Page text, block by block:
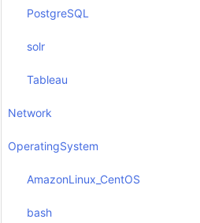
PostgreSQL
solr
Tableau
Network
OperatingSystem
AmazonLinux_CentOS
bash